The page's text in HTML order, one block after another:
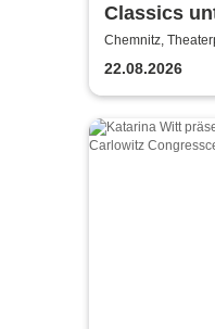
Classics
FILM-
Chemnitz,
22.08.2026